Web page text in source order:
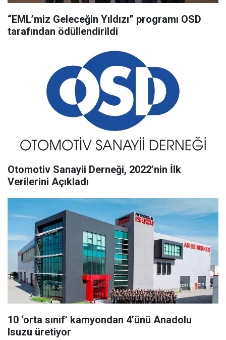
“EML’miz Geleceğin Yıldızı” programı OSD
tarafından ödüllendirildi
Otomotiv Sanayii Derneği, 2022’nin İlk
Verilerini Açıkladı
10 ‘orta sınıf’ kamyondan 4’ünü Anadolu
Isuzu üretiyor